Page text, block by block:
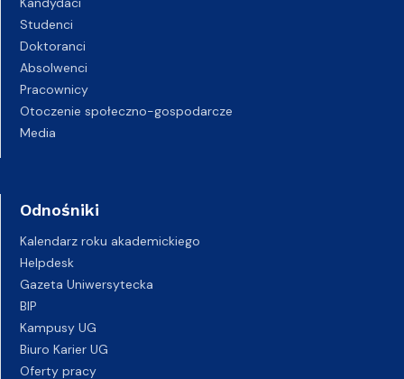
Studenci
Doktoranci
Absolwenci
Pracownicy
Otoczenie społeczno-gospodarcze
Media
Odnośniki
Kalendarz roku akademickiego
Helpdesk
Gazeta Uniwersytecka
BIP
Kampusy UG
Biuro Karier UG
Oferty pracy